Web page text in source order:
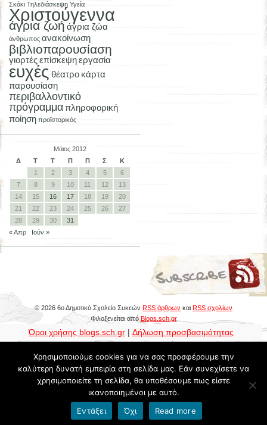
Σκάκι Τηλεδιάσκεψη Υγεία
Χριστούγεννα
άγρια ζωήάγρια ζώα
άνθρωπος ανακοίνωση
βιβλιοπαρουσίαση
γιορτέςεπίσκεψηεργασία
ευχές θέατρο κάρτα
παρουσίαση
περιβαλλοντικό
πρόγραμμαπληροφορική
ποίηση προϊστορικός
Μάιος 2012
Δ
Τ Τ Π Π Σ
Κ
1
2 3 4 5
6
7
8 9 10 11 12
13
14
15 16 17 18 19
20
21
22 23 24 25 26
27
28
29 30
31
« Απρ
Ιούν »
© 2026 6ο Δημοτικό Σχολείο Συκεών RSS άρθρων και RSS σχολίων
Φιλοξενείται απόBlogs.sch.gr
Όροι χρήσης blogs.sch.gr |Δήλωση προσβασιμότητας
Χρησιμοποιούμε cookies για να σας προσφέρουμε την
καλύτερη δυνατή εμπειρία στη σελίδα μας. Εάν συνεχίσετε να
χρησιμοποιείτε τη σελίδα, θα υποθέσουμε πως είστε
ικανοποιημένοι με αυτό.
Εντάξει
Όχι Read more